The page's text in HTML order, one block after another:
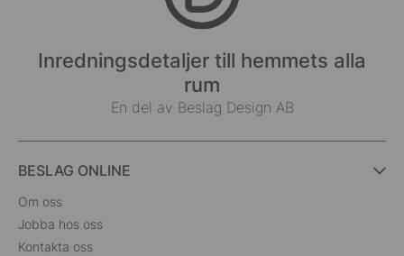
Inredningsdetaljer till hemmets alla
rum
En del av Beslag Design AB
BESLAG ONLINE
Om oss
Jobba hos oss
Kontakta oss